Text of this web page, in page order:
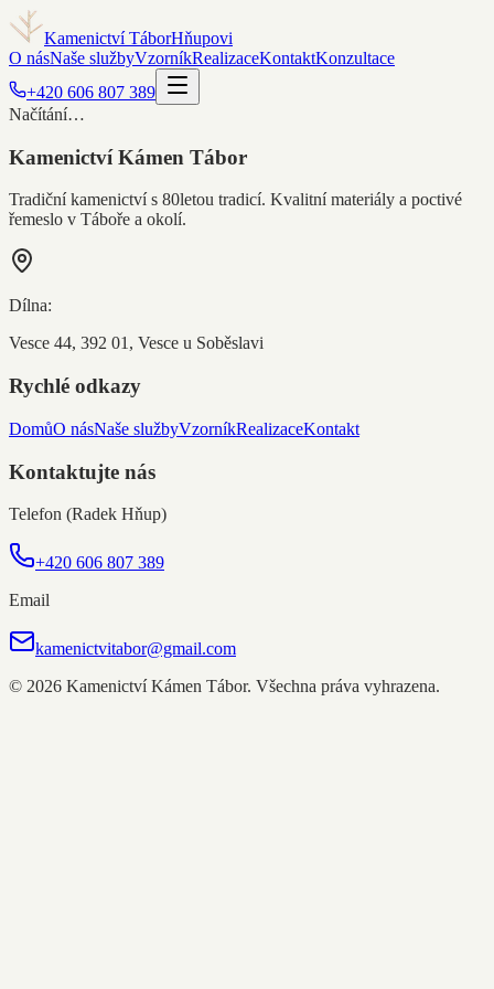
Kamenictví TáborHňupovi
O násNaše službyVzorníkRealizaceKontaktKonzultace
+420 606 807 389
Načítání…
Kamenictví Kámen Tábor
Tradiční kamenictví s 80letou tradicí. Kvalitní materiály a poctivé
řemeslo v Táboře a okolí.
Dílna:
Vesce 44, 392 01, Vesce u Soběslavi
Rychlé odkazy
DomůO násNaše službyVzorníkRealizaceKontakt
Kontaktujte nás
Telefon (Radek Hňup)
+420 606 807 389
Email
kamenictvitabor@gmail.com
© 2026 Kamenictví Kámen Tábor. Všechna práva vyhrazena.